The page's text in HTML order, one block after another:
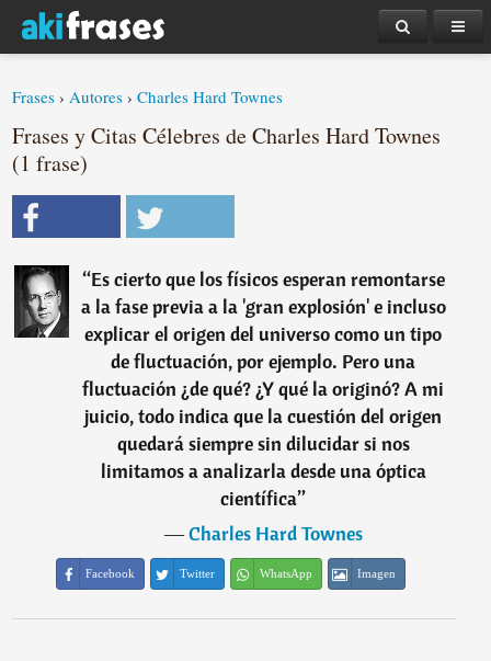
Frases ›Autores ›Charles Hard Townes
Frases y Citas Célebres de Charles Hard Townes
(1 frase)
“Es cierto que los físicos esperan remontarse
a la fase previa a la 'gran explosión' e incluso
explicar el origen del universo como un tipo
de fluctuación, por ejemplo. Pero una
fluctuación ¿de qué? ¿Y qué la originó? A mi
juicio, todo indica que la cuestión del origen
quedará siempre sin dilucidar si nos
limitamos a analizarla desde una óptica
científica”
―Charles Hard Townes
Facebook Twitter WhatsApp Imagen